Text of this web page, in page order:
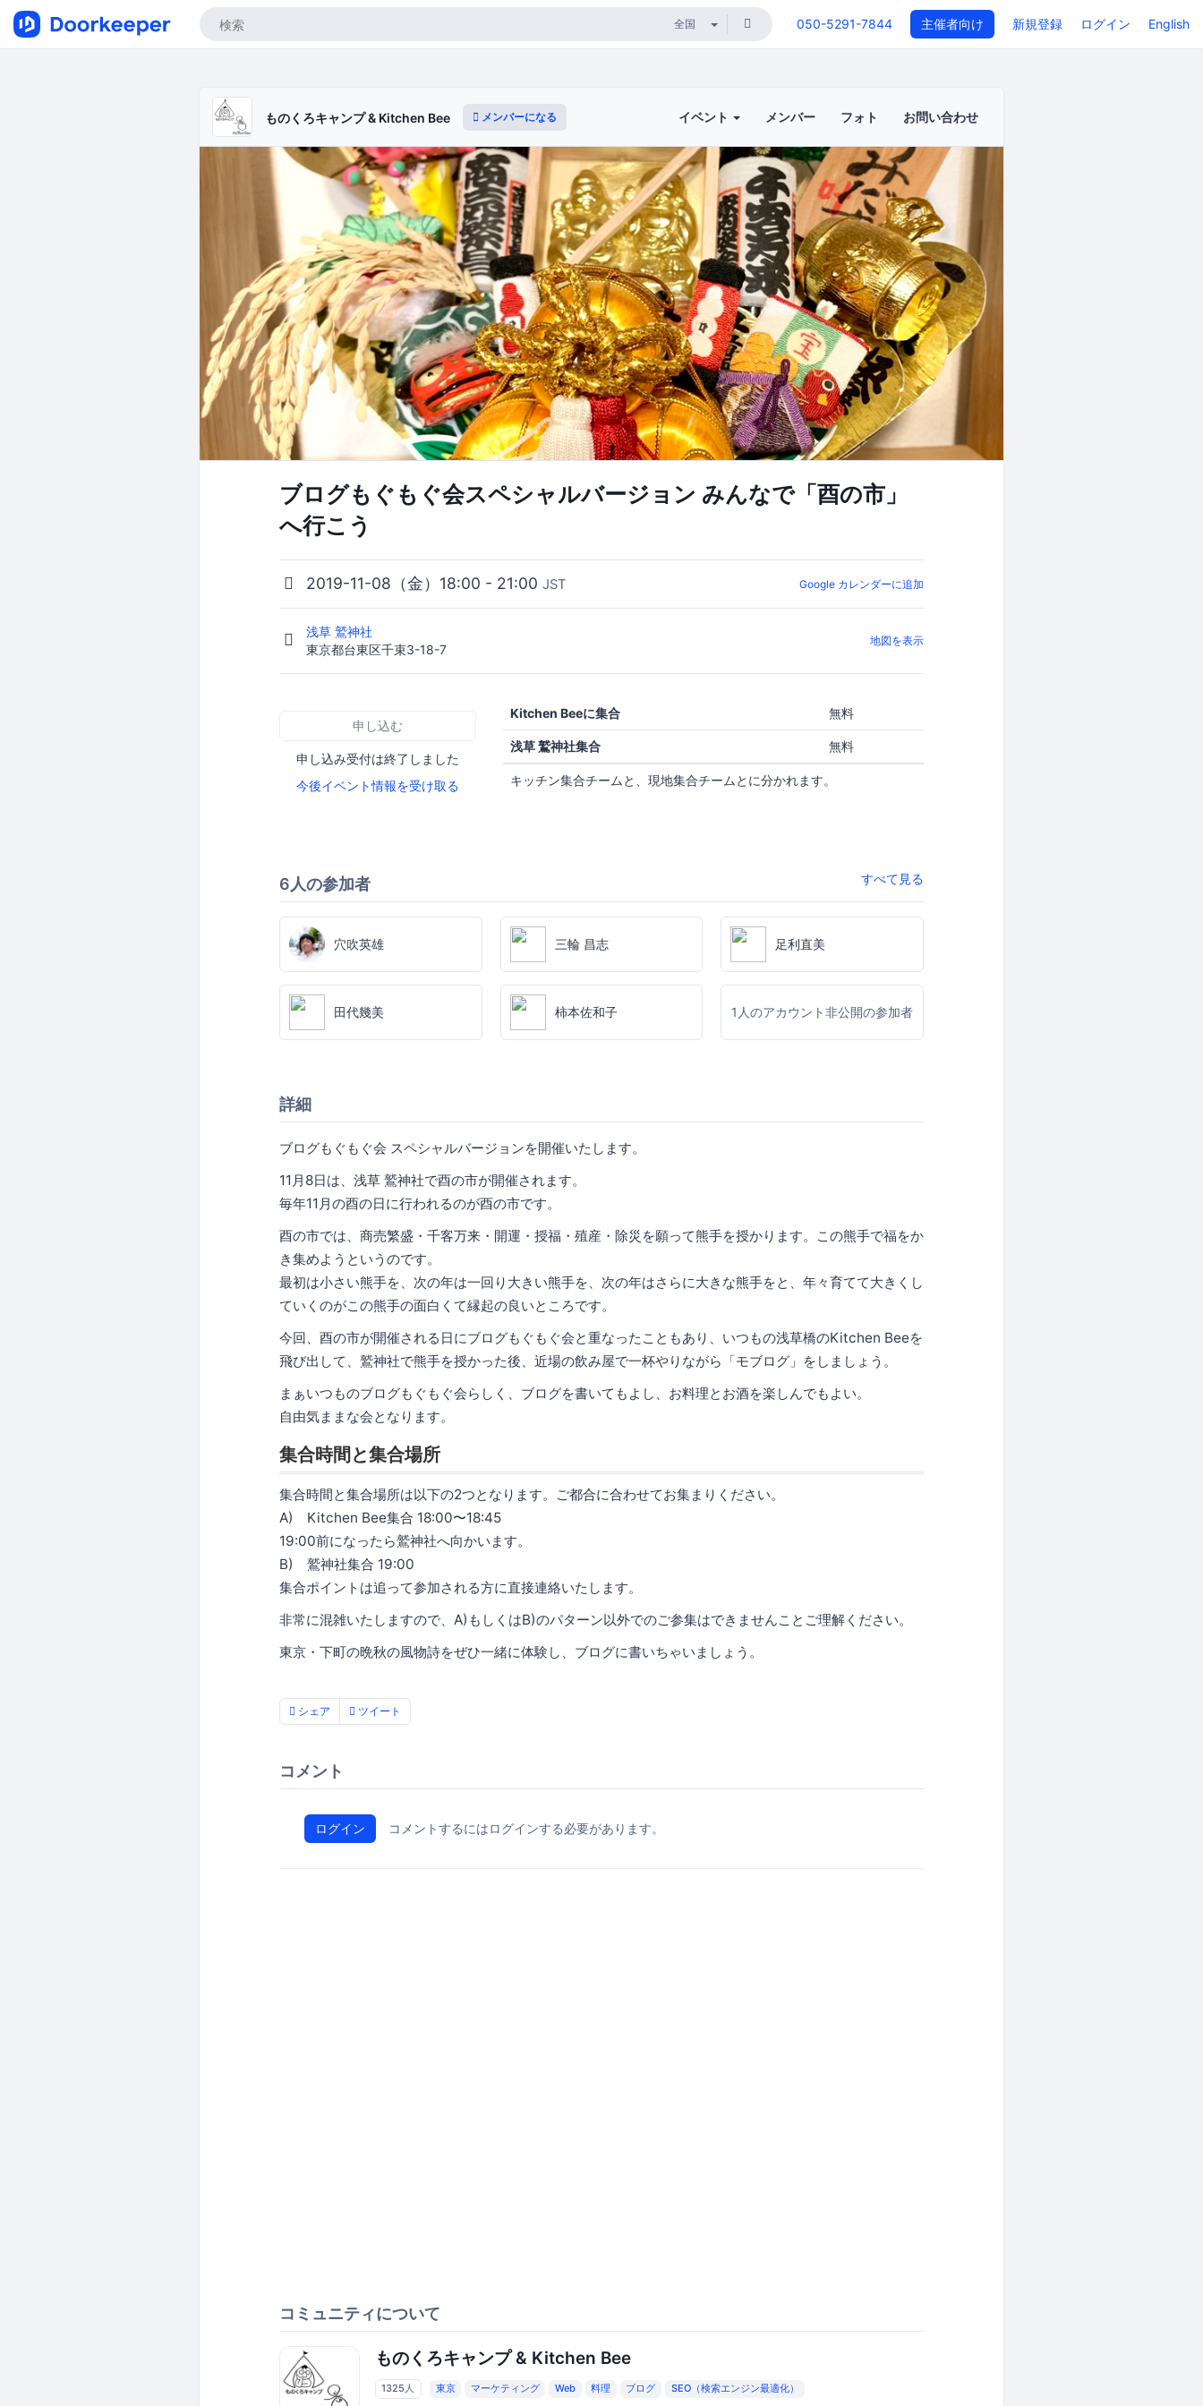
050-5291-7844 主催者向け 新規登録 ログイン English
ものくろキャンプ & Kitchen Bee メンバーになる イベント メンバー フォト お問い合わせ
ブログもぐもぐ会スペシャルバージョン みんなで「酉の市」
へ行こう
2019-11-08（金）18:00 - 21:00 JST Google カレンダーに追加
浅草 鷲神社
東京都台東区千束3-18-7
地図を表示
申し込む
申し込み受付は終了しました
今後イベント情報を受け取る
Kitchen Beeに集合 無料
浅草 鷲神社集合 無料
キッチン集合チームと、現地集合チームとに分かれます。
6人の参加者 すべて見る
穴吹英雄 三輪 昌志 足利直美
田代幾美 柿本佐和子 1人のアカウント非公開の参加者
詳細
ブログもぐもぐ会 スペシャルバージョンを開催いたします。
11月8日は、浅草 鷲神社で酉の市が開催されます。
毎年11月の酉の日に行われるのが酉の市です。
酉の市では、商売繁盛・千客万来・開運・授福・殖産・除災を願って熊手を授かります。この熊手で福をか
き集めようというのです。
最初は小さい熊手を、次の年は一回り大きい熊手を、次の年はさらに大きな熊手をと、年々育てて大きくし
ていくのがこの熊手の面白くて縁起の良いところです。
今回、酉の市が開催される日にブログもぐもぐ会と重なったこともあり、いつもの浅草橋のKitchen Beeを
飛び出して、鷲神社で熊手を授かった後、近場の飲み屋で一杯やりながら「モブログ」をしましょう。
まぁいつものブログもぐもぐ会らしく、ブログを書いてもよし、お料理とお酒を楽しんでもよい。
自由気ままな会となります。
集合時間と集合場所
集合時間と集合場所は以下の2つとなります。ご都合に合わせてお集まりください。
A) Kitchen Bee集合 18:00〜18:45
19:00前になったら鷲神社へ向かいます。
B) 鷲神社集合 19:00
集合ポイントは追って参加される方に直接連絡いたします。
非常に混雑いたしますので、A)もしくはB)のパターン以外でのご参集はできませんことご理解ください。
東京・下町の晩秋の風物詩をぜひ一緒に体験し、ブログに書いちゃいましょう。
シェア ツイート
コメント
ログイン コメントするにはログインする必要があります。
コミュニティについて
ものくろキャンプ & Kitchen Bee
1325人 東京 マーケティング Web 料理 ブログ SEO（検索エンジン最適化）